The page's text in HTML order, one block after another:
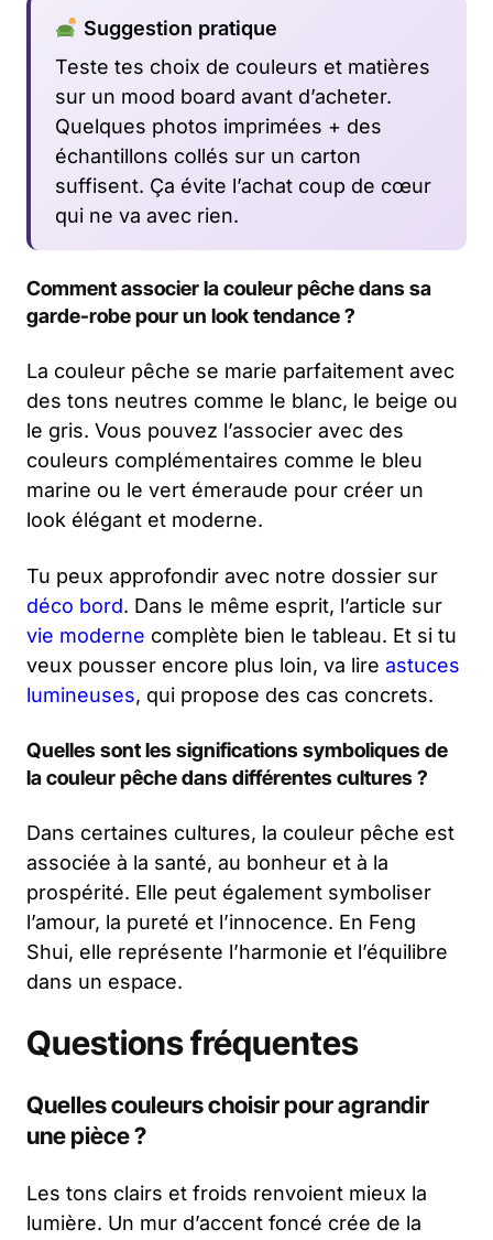
Suggestion pratique
Teste tes choix de couleurs et matières
sur un mood board avant d’acheter.
Quelques photos imprimées + des
échantillons collés sur un carton
suffisent. Ça évite l’achat coup de cœur
qui ne va avec rien.
Comment associer la couleur pêche dans sa
garde-robe pour un look tendance ?
La couleur pêche se marie parfaitement avec
des tons neutres comme le blanc, le beige ou
le gris. Vous pouvez l’associer avec des
couleurs complémentaires comme le bleu
marine ou le vert émeraude pour créer un
look élégant et moderne.
Tu peux approfondir avec notre dossier sur
déco bord. Dans le même esprit, l’article sur
vie moderne complète bien le tableau. Et si tu
veux pousser encore plus loin, va lire astuces
lumineuses, qui propose des cas concrets.
Quelles sont les significations symboliques de
la couleur pêche dans différentes cultures ?
Dans certaines cultures, la couleur pêche est
associée à la santé, au bonheur et à la
prospérité. Elle peut également symboliser
l’amour, la pureté et l’innocence. En Feng
Shui, elle représente l’harmonie et l’équilibre
dans un espace.
Questions fréquentes
Quelles couleurs choisir pour agrandir
une pièce ?
Les tons clairs et froids renvoient mieux la
lumière. Un mur d’accent foncé crée de la